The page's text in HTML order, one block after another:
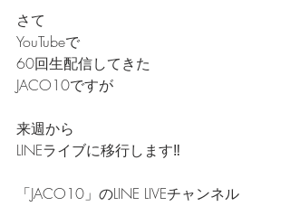
さて
YouTubeで
60回生配信してきた
JACO10ですが
来週から
LINEライブに移行します‼️
「JACO10」のLINE LIVEチャンネル